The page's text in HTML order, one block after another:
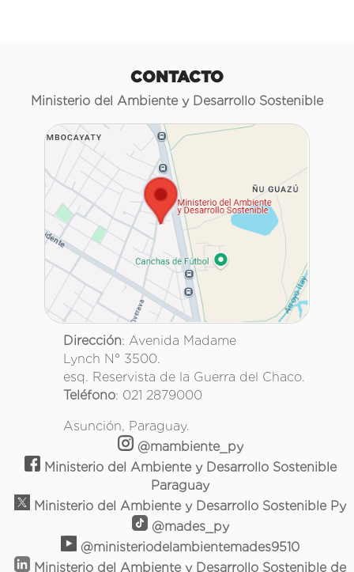
CONTACTO
Ministerio del Ambiente y Desarrollo Sostenible
Dirección: Avenida Madame
Lynch N° 3500.
esq. Reservista de la Guerra del Chaco.
Teléfono: 021 2879000
Asunción, Paraguay.
@mambiente_py
Ministerio del Ambiente y Desarrollo Sostenible
Paraguay
Ministerio del Ambiente y Desarrollo Sostenible Py
@mades_py
@ministeriodelambientemades9510
Ministerio del Ambiente y Desarrollo Sostenible de